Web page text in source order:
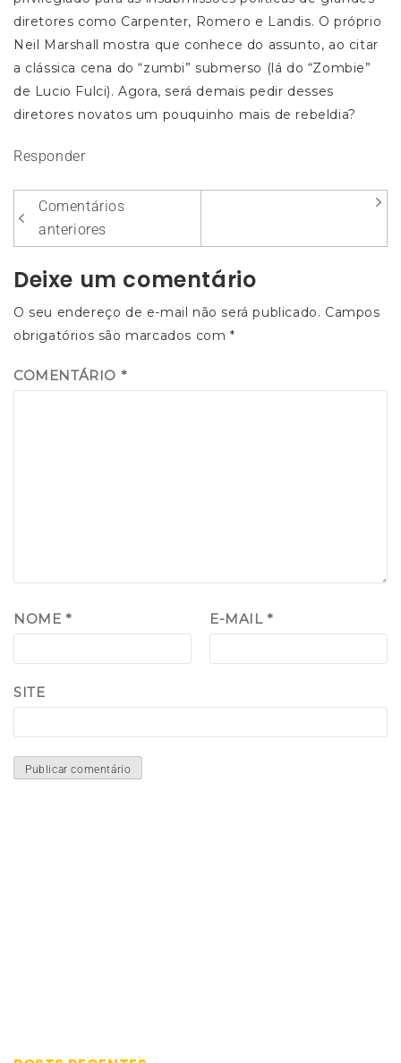
diretores como Carpenter, Romero e Landis. O próprio
Neil Marshall mostra que conhece do assunto, ao citar
a clássica cena do “zumbi” submerso (lá do “Zombie”
de Lucio Fulci). Agora, será demais pedir desses
diretores novatos um pouquinho mais de rebeldia?
Responder
Navegação
entre
os
comentários
Comentários
anteriores
Deixe um comentário
O seu endereço de e-mail não será publicado. Campos
obrigatórios são marcados com*
COMENTÁRIO *
NOME * E-MAIL*
SITE